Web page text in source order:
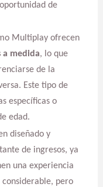
de
Multiplay ofrecen
a medida, lo que
de la
Este tipo de
específicas o
edad.
diseñado y
de ingresos, ya
una experiencia
pero